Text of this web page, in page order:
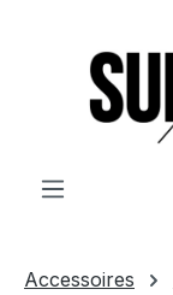
Accessoires